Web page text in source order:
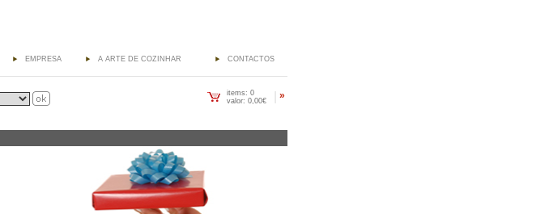
EMPRESA A ARTE DE COZINHAR CONTACTOS
items: 0
valor: 0,00€
»